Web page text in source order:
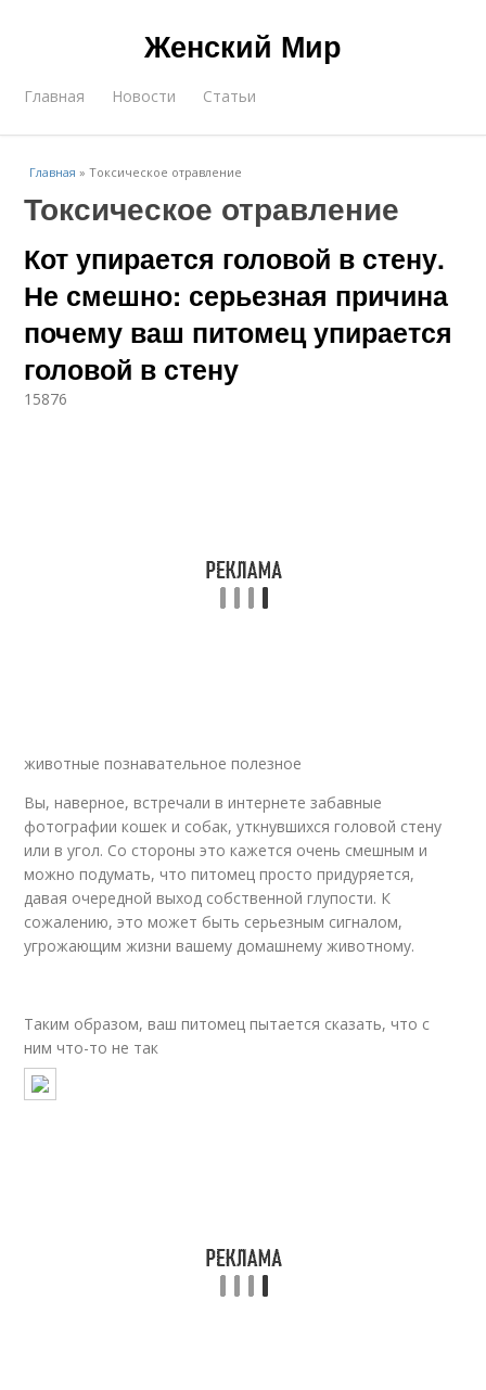
Женский Мир
Главная Новости Статьи
Главная »Токсическое отравление
Токсическое отравление
Кот упирается головой в стену.
Не смешно: серьезная причина
почему ваш питомец упирается
головой в стену
15876
животные познавательное полезное
Вы, наверное, встречали в интернете забавные
фотографии кошек и собак, уткнувшихся головой стену
или в угол. Со стороны это кажется очень смешным и
можно подумать, что питомец просто придуряется,
давая очередной выход собственной глупости. К
сожалению, это может быть серьезным сигналом,
угрожающим жизни вашему домашнему животному.
Таким образом, ваш питомец пытается сказать, что с
ним что-то не так